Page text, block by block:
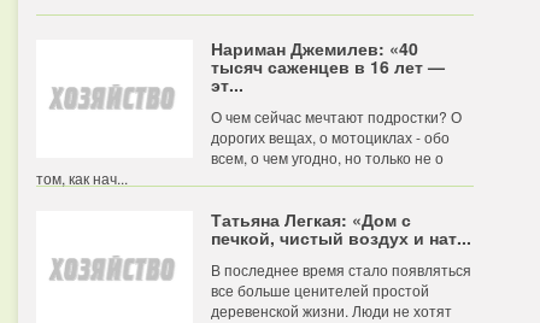
Нариман Джемилев: «40
тысяч саженцев в 16 лет —
эт...
О чем сейчас мечтают подростки? О
дорогих вещах, о мотоциклах - обо
всем, о чем угодно, но только не о
том, как нач...
Татьяна Легкая: «Дом с
печкой, чистый воздух и нат...
В последнее время стало появляться
все больше ценителей простой
деревенской жизни. Люди не хотят